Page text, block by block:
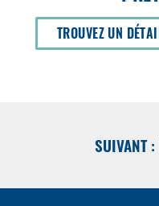
TROUVEZ UN
SUIVANT :